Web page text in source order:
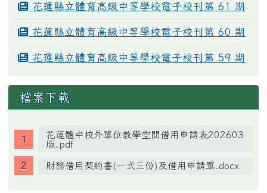
花蓮縣立體育高級中等學校電子校刊第 61 期
花蓮縣立體育高級中等學校電子校刊第 60 期
花蓮縣立體育高級中等學校電子校刊第 59 期
檔案下載
花蓮體中校外單位教學空間借用申請表202603
版.pdf
財務借用契約書(一式三份)及借用申請單.docx